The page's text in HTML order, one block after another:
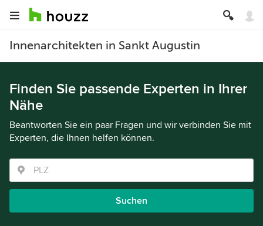
Innenarchitekten in Sankt Augustin
Finden Sie passende Experten in Ihrer
Nähe
Beantworten Sie ein paar Fragen und wir verbinden Sie mit
Experten, die Ihnen helfen können.
Suchen